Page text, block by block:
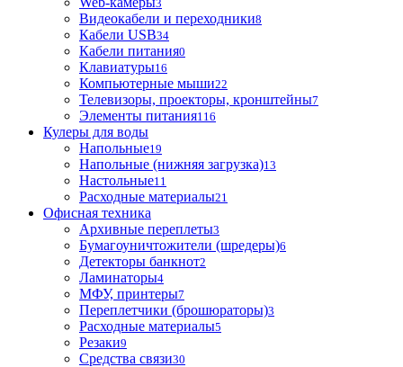
3
Видеокабели и переходники8
Кабели USB34
Кабели питания0
Клавиатуры16
Компьютерные мыши22
Телевизоры, проекторы, кронштейны7
Элементы питания116
Кулеры для воды
Напольные19
Напольные (нижняя загрузка)13
Настольные11
Расходные материалы21
Офисная техника
Архивные переплеты3
Бумагоуничтожители (шредеры)6
Детекторы банкнот2
Ламинаторы4
МФУ, принтеры7
Переплетчики (брошюраторы)3
Расходные материалы5
Резаки9
Средства связи30